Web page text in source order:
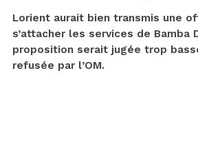
Lorient aurait bien transmis une
s’attacher les services de Bamba
proposition serait jugée trop
refusée par l’OM.